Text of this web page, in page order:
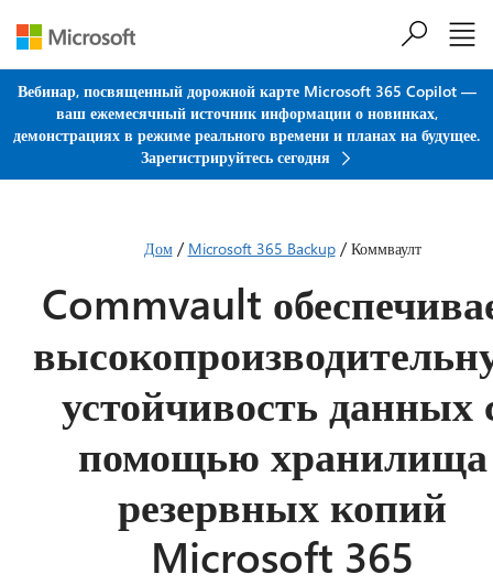
Перейти к основному содержанию
Вебинар, посвященный дорожной карте Microsoft 365 Copilot —
ваш ежемесячный источник информации о новинках,
демонстрациях в режиме реального времени и планах на будущее.
Зарегистрируйтесь сегодня
Дом/ Microsoft 365 Backup/Коммваулт
Commvault
устойчивость данных
помощью хранилища
резервных копий
Microsoft 365